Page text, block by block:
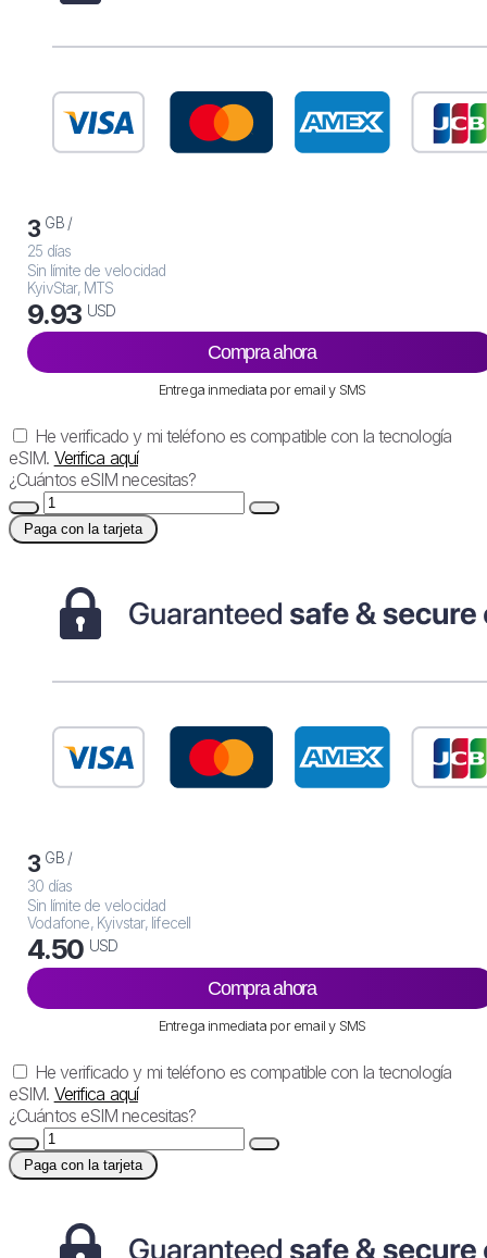
3 GB /
25 días
Sin límite de velocidad
KyivStar, MTS
9.93 USD
Compra ahora
Entrega inmediata por email y SMS
He verificado y mi teléfono es compatible con la tecnología
eSIM. Verifica aquí
¿Cuántos eSIM necesitas?
Paga con la tarjeta
3 GB /
30 días
Sin límite de velocidad
Vodafone, Kyivstar, lifecell
4.50 USD
Compra ahora
Entrega inmediata por email y SMS
He verificado y mi teléfono es compatible con la tecnología
eSIM. Verifica aquí
¿Cuántos eSIM necesitas?
Paga con la tarjeta